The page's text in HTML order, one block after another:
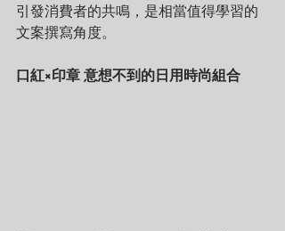
引發消費者的共鳴，是相當值得學習的
文案撰寫角度。
口紅×印章 意想不到的日用時尚組合